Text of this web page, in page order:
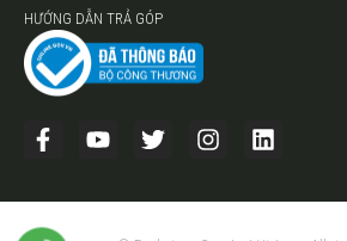
HƯỚNG DẪN TRẢ GÓP